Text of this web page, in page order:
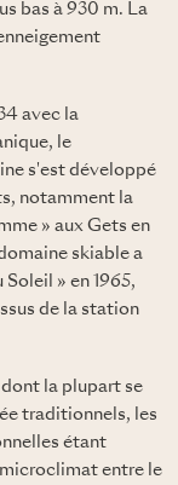
bas à 930 m. La
avec la
le
s'est développé
notamment la
» aux Gets en
skiable a
» en 1965,
de la station
dont la plupart se
traditionnels, les
étant
entre le